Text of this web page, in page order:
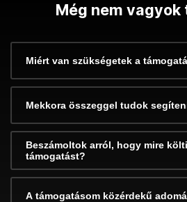
Még nem
Miért van szükségetek a
Mekkora összeggel tudok
Beszámoltok arról, hogy mire
támogatást?
A támogatásom közérdekű